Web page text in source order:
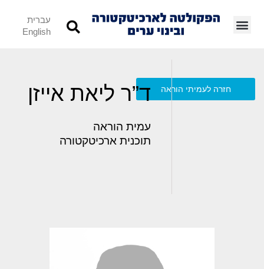
עברית
English
חזרה לעמיתי הוראה ד”ר ליאת אייזן
עמית הוראה
תוכנית ארכיטקטורה